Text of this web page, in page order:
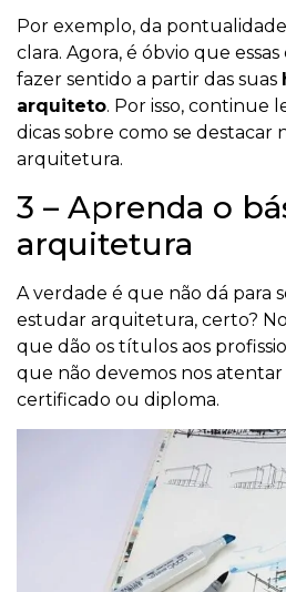
Por exemplo, da
clara. Agora, é óbvio que
fazer sentido a partir das suas
arquiteto. Por isso, continue
dicas sobre como se destacar
arquitetura.
3 – Aprenda o
arquitetura
A verdade é que não dá para
estudar arquitetura, certo?
que dão os títulos aos
que não devemos nos atentar
certificado ou diploma.